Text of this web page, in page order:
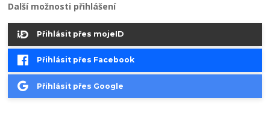
Další možnosti přihlášení
Přihlásit přes mojeID
Přihlásit přes Facebook
Přihlásit přes Google